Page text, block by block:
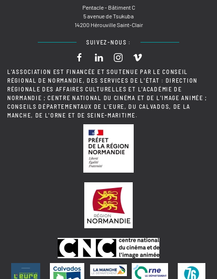
Pentacle - Bâtiment C
5 avenue de Tsukuba
14200 Hérouville Saint-Clair
SUIVEZ-NOUS :
L'ASSOCIATION EST FINANCÉE ET SOUTENUE PAR LE CONSEIL
RÉGIONAL DE NORMANDIE, DES SERVICES DE L'ÉTAT : DIRECTION
RÉGIONALE DES AFFAIRES CULTURELLES ET L'ACADÉMIE DE
NORMANDIE ; CENTRE NATIONAL DU CINÉMA ET DE L'IMAGE ANIMÉE ;
CONSEILS DÉPARTEMENTAUX DE L'EURE, DU CALVADOS, DE LA
MANCHE, DE L'ORNE ET DE SEINE-MARITIME.